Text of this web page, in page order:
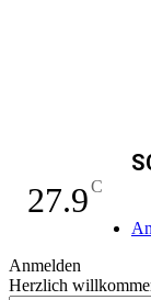
27.9C
Anmelden
Herzlich